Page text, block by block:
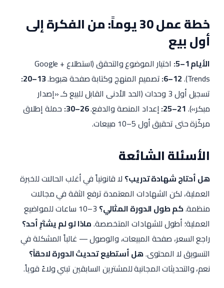
خطة عمل 30 يوماً: من الفكرة إلى
أول بيع
الأيام 1–5:
اختيار الموضوع والتحقق (استطلاع + Google
Trends).
6–12: تصميم المنهج وكتابة صفحة هبوط.13–20:
تسجيل أول 3 وحدات (الحد الأدنى القابل للبيع كـ «إصدار
مبكر»).21–25: إعداد المنصة والدفع.26–30:
حملة إطلاق
مركّزة حتى تحقيق أول 5–10 مبيعات.
الأسئلة الشائعة
هل أحتاج شهادة تدريب؟ لا قانونياً في أغلب الحالات للخبرة
العملية، لكن الشهادات المعتمدة ترفع الثقة في مجالات
منظمة.كم طول الدورة المثالي؟
3–10 ساعات للمواضيع
العملية؛ أطول للشهادات المتخصصة.ماذا لو لم يشتَرِ أحد؟
راجع السعر، صفحة المبيعات، والوصول — غالباً المشكلة في
التسويق لا المحتوى.هل أستطيع تحديث الدورة لاحقاً؟
نعم، والتحديثات المجانية للمشترين السابقين تبني ولاءً قوياً.